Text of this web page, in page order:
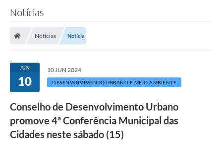
Secretarias
Atos Oficiais
Transparência
Programa Famílias Fortes
Notícias
Notícias Notícia
JUN
10
10 JUN 2024
DESENVOLVIMENTO URBANO E MEIO AMBIENTE
Conselho de Desenvolvimento Urbano
promove 4ª Conferência Municipal das
Cidades neste sábado (15)